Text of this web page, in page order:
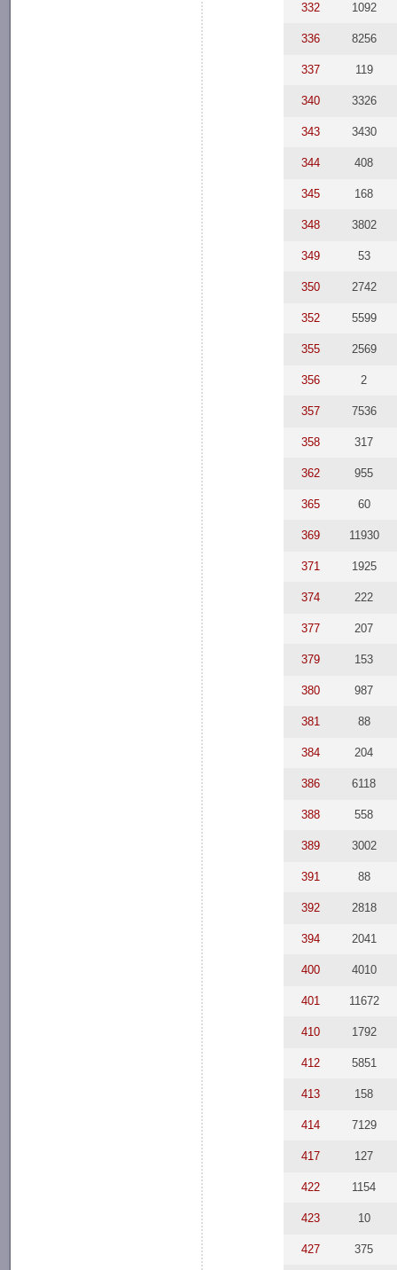
332 1092
336 8256
337 119
340 3326
343 3430
344 408
345 168
348 3802
349 53
350 2742
352 5599
355 2569
356 2
357 7536
358 317
362 955
365 60
369 11930
371 1925
374 222
377 207
379 153
380 987
381 88
384 204
386 6118
388 558
389 3002
391 88
392 2818
394 2041
400 4010
401 11672
410 1792
412 5851
413 158
414 7129
417 127
422 1154
423 10
427 375